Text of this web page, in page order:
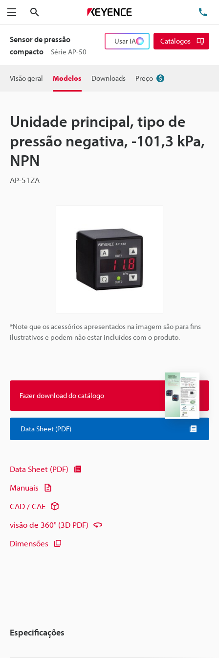
Menu
Sensor de pressão
compacto
Série AP-50
Usar IA Catálogos
Visão geral Modelos Downloads Preço
Unidade principal, tipo de
pressão negativa, -101,3 kPa,
NPN
AP-51ZA
*Note que os acessórios apresentados na imagem são para fins
ilustrativos e podem não estar incluídos com o produto.
Fazer download do catálogo
Data Sheet (PDF)
Data Sheet (PDF)
Manuais
CAD / CAE
visão de 360° (3D PDF)
Dimensões
Especificações